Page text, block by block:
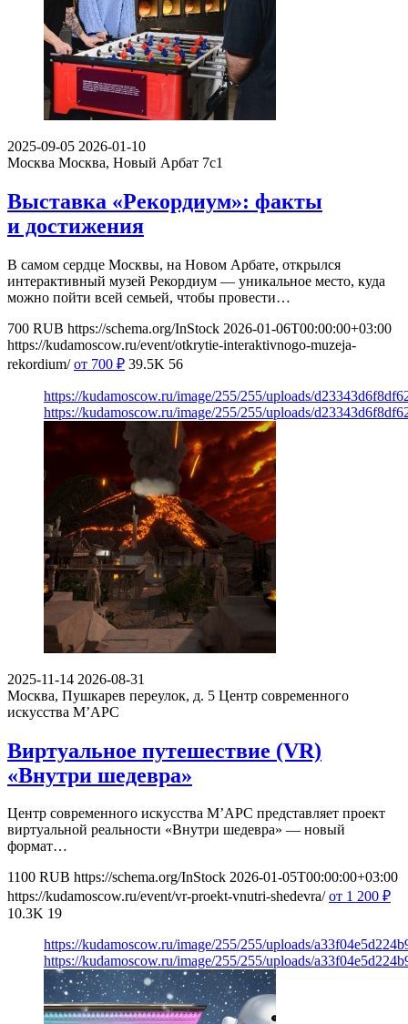
2025-09-05 2026-01-10
Москва Москва, Новый Арбат 7с1
Выставка «Рекордиум»: факты
и достижения
В самом сердце Москвы, на Новом Арбате, открылся
интерактивный музей Рекордиум — уникальное место, куда
можно пойти всей семьей, чтобы провести…
700 RUB https://schema.org/InStock 2026-01-06T00:00:00+03:00
https://kudamoscow.ru/event/otkrytie-interaktivnogo-muzeja-
rekordium/ от 700 ₽ 39.5K 56
https://kudamoscow.ru/image/255/255/uploads/
https://kudamoscow.ru/image/255/255/uploads/
2025-11-14 2026-08-31
Москва, Пушкарев переулок, д. 5 Центр современного
искусства М’АРС
Виртуальное путешествие (VR)
«Внутри шедевра»
Центр современного искусства М’АРС представляет проект
виртуальной реальности «Внутри шедевра» — новый
формат…
1100 RUB https://schema.org/InStock 2026-01-05T00:00:00+03:00
https://kudamoscow.ru/event/vr-proekt-vnutri-shedevra/ от 1 200 ₽
10.3K 19
https://kudamoscow.ru/image/255/255/uploads/
https://kudamoscow.ru/image/255/255/uploads/